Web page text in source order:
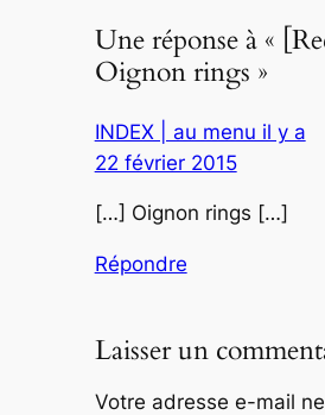
Une réponse à «
Oignon rings »
INDEX | au menu il y a
22 février 2015
[…] Oignon rings […]
Répondre
Laisser un
Votre adresse e-mail